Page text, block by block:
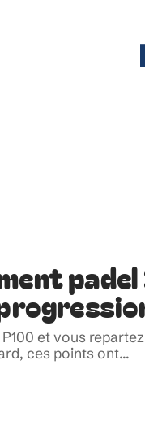
padel
et vous
ces points ont…